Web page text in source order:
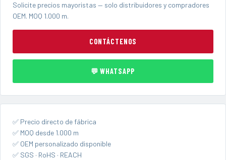
Solicite precios mayoristas — solo distribuidores y compradores
OEM. MOQ 1.000 m.
CONTÁCTENOS
💬 WHATSAPP
✅ Precio directo de fábrica
✅ MOQ desde 1.000 m
✅ OEM personalizado disponible
✅ SGS · RoHS · REACH